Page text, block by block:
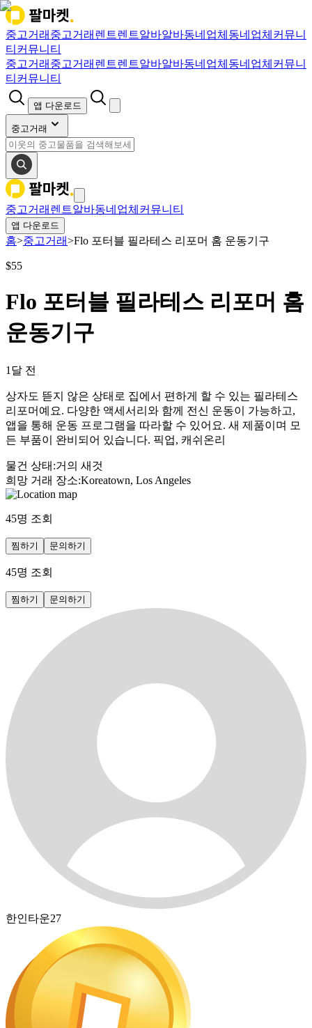
중고거래 중고거래 렌트렌트알바알바동네업체 동네업체 커뮤니
티 커뮤니티
중고거래 중고거래 렌트렌트알바알바동네업체 동네업체 커뮤니
티 커뮤니티
앱 다운로드
중고거래
중고거래 렌트알바동네업체 커뮤니티
앱 다운로드
홈>중고거래>Flo 포터블 필라테스 리포머 홈 운동기구
$55
Flo 포터블 필라테스 리포머 홈
운동기구
1달 전
상자도 뜯지 않은 상태로 집에서 편하게 할 수 있는 필라테스
리포머예요. 다양한 액세서리와 함께 전신 운동이 가능하고,
앱을 통해 운동 프로그램을 따라할 수 있어요. 새 제품이며 모
든 부품이 완비되어 있습니다. 픽업, 캐쉬온리
물건 상태 :거의 새것
희망 거래 장소:Koreatown, Los Angeles
45명 조회
찜하기 문의하기
45명 조회
찜하기 문의하기
한인타운27